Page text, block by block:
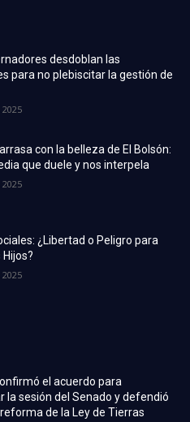
desdoblan las
para no plebiscitar la gestión de
con la belleza de El Bolsón:
que duele y nos interpela
¿Libertad o Peligro para
el acuerdo para
la sesión del Senado y defendió
de la Ley de Tierras